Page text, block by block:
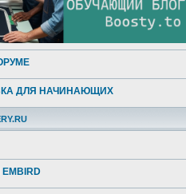
ДЛЯ НАЧИНАЮЩИХ